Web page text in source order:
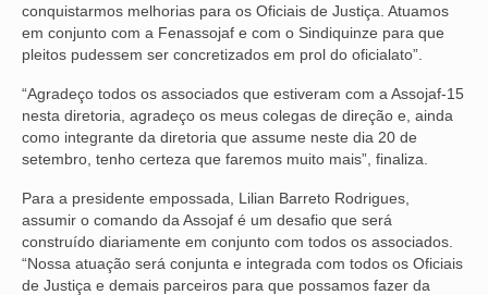
ARAÇATUBA
BAURU
PRESIDENTE PRUDENTE
RIBEIRÃO PRETO
SÃO JOSÉ DOS CAMPOS
SÃO JOSÉ DO RIO PRETO
SOROCABA
conquistarmos melhorias para os Oficiais de Justiça. Atuamos
em conjunto com a Fenassojaf e com o Sindiquinze para que
pleitos pudessem ser concretizados em prol do oficialato”.
“Agradeço todos os associados que estiveram com a Assojaf-15
nesta diretoria, agradeço os meus colegas de direção e, ainda
como integrante da diretoria que assume neste dia 20 de
setembro, tenho certeza que faremos muito mais”, finaliza.
Para a presidente empossada, Lilian Barreto Rodrigues,
assumir o comando da Assojaf é um desafio que será
construído diariamente em conjunto com todos os associados.
“Nossa atuação será conjunta e integrada com todos os Oficiais
de Justiça e demais parceiros para que possamos fazer da